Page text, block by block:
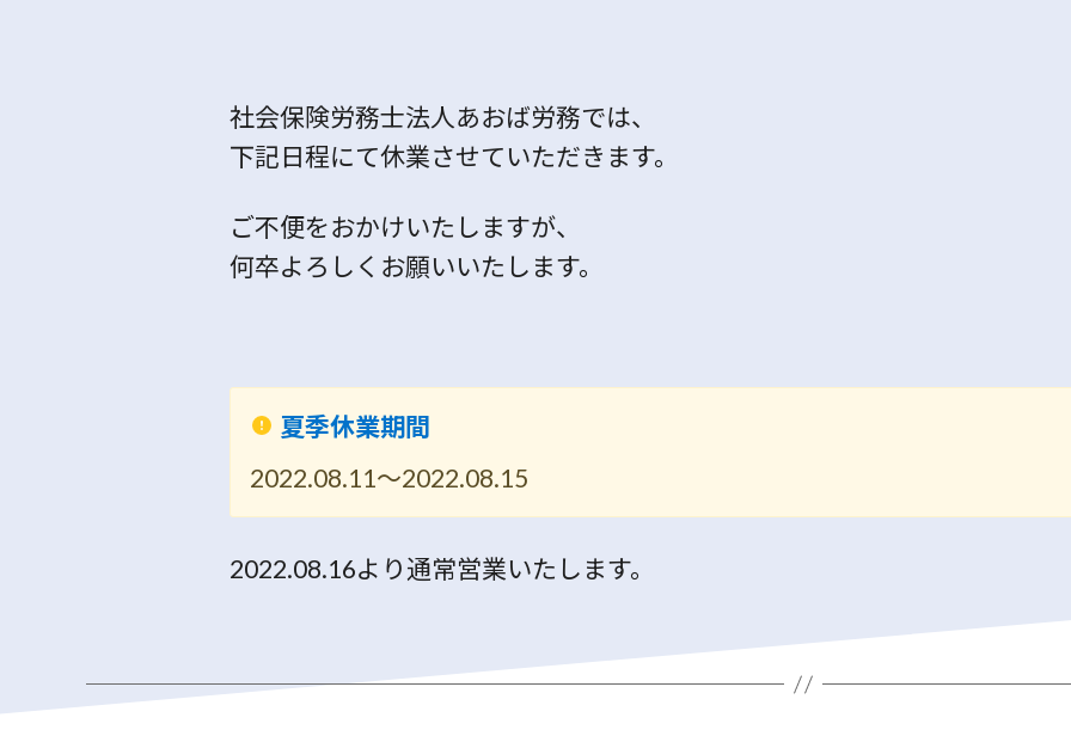
社会保険労務士法人あおば労務では、
下記日程にて休業させていただきます。
ご不便をおかけいたしますが、
何卒よろしくお願いいたします。
夏季休業期間
2022.08.11～2022.08.15
2022.08.16より通常営業いたします。